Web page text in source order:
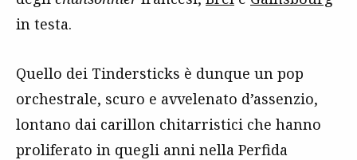
in testa.
Quello dei Tindersticks è dunque un pop
orchestrale, scuro e avvelenato d’assenzio,
lontano dai carillon chitarristici che hanno
proliferato in quegli anni nella Perfida